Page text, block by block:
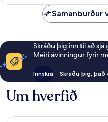
Samanburður
Skráðu þig inn til að
Meiri ávinningur fyrir
Innskrá Skráðu þig, það
Um hverfið